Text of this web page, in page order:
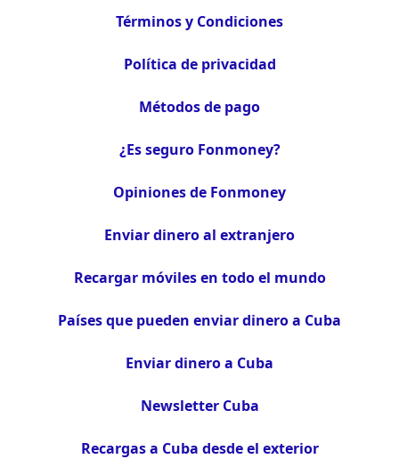
Términos y Condiciones
Política de privacidad
Métodos de pago
¿Es seguro Fonmoney?
Opiniones de Fonmoney
Enviar dinero al extranjero
Recargar móviles en todo el mundo
Países que pueden enviar dinero a Cuba
Enviar dinero a Cuba
Newsletter Cuba
Recargas a Cuba desde el exterior